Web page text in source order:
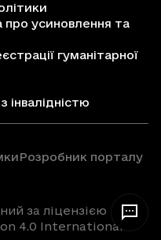
усиновлення та
гуманітарної
інвалідністю
Розробник порталу
за ліцензією
4.0 International